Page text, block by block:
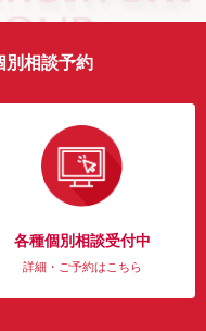
別相談予約
各種個別相談受付中
詳細・ご予約はこちら